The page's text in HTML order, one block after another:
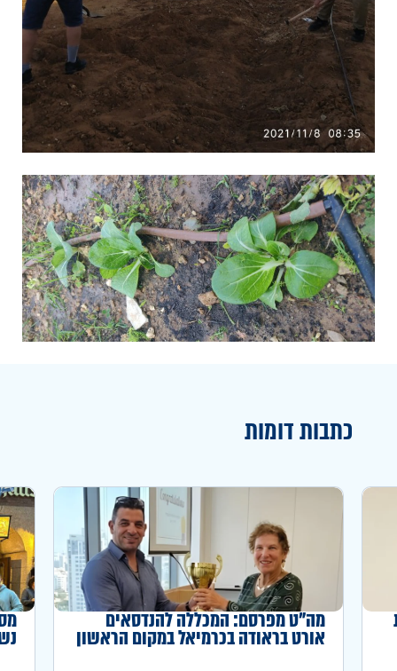
כתבות דומות
מה"ט מפרסם: המכללה להנדסאים
אורט בראודה בכרמיאל במקום הראשון
באחוז המדופלמים לשנה"ל תשפ"ה